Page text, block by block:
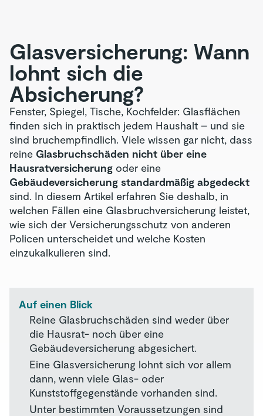
Glas­versicherung: Wann
lohnt sich die
Absicherung?
Fenster, Spiegel, Tische, Kochfelder: Glasflächen
finden sich in praktisch jedem Haushalt – und sie
sind bruchempfindlich. Viele wissen gar nicht, dass
reine Glasbruchschäden nicht über eine
Hausratversicherung oder eine
Gebäudeversicherung standardmäßig abgedeckt
sind. In diesem Artikel erfahren Sie deshalb, in
welchen Fällen eine Glasbruchversicherung leistet,
wie sich der Versicherungsschutz von anderen
Policen unterscheidet und welche Kosten
einzukalkulieren sind.
Auf einen Blick
Reine Glasbruchschäden sind weder über
die Hausrat- noch über eine
Gebäudeversicherung abgesichert.
Eine Glasversicherung lohnt sich vor allem
dann, wenn viele Glas- oder
Kunststoffgegenstände vorhanden sind.
Unter bestimmten Voraussetzungen sind